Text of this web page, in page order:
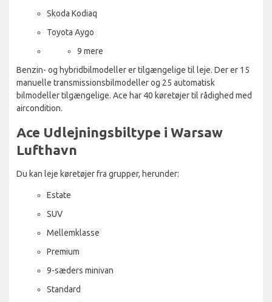
Skoda Kodiaq
Toyota Aygo
9 mere
Benzin- og hybridbilmodeller er tilgængelige til leje. Der er 15
manuelle transmissionsbilmodeller og 25 automatisk
bilmodeller tilgængelige. Ace har 40 køretøjer til rådighed med
aircondition.
Ace Udlejningsbiltype i Warsaw
Lufthavn
Du kan leje køretøjer fra grupper, herunder:
Estate
SUV
Mellemklasse
Premium
9-sæders minivan
Standard